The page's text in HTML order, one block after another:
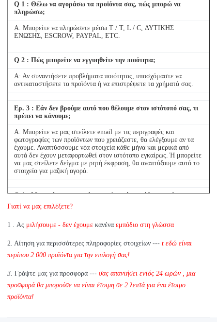
Q 1 : Θέλω να αγοράσω τα προϊόντα σας, πώς μπορώ να
πληρώσω;
Α: Μπορείτε να πληρώσετε μέσω T / T, L / C, ΔΥΤΙΚΗΣ
ΕΝΩΣΗΣ, ESCROW, PAYPAL, ETC.
Q 2 : Πώς μπορείτε να εγγυηθείτε την ποιότητα;
Α: Αν συναντήσετε προβλήματα ποιότητας, υποσχόμαστε να
αντικαταστήσετε τα προϊόντα ή να επιστρέψετε τα χρήματά σας.
Ερ. 3 : Εάν δεν βρούμε αυτό που θέλουμε στον ιστότοπό σας, τι
πρέπει να κάνουμε;
A: Μπορείτε να μας στείλετε email με τις περιγραφές και
φωτογραφίες των προϊόντων που χρειάζεστε, θα ελέγξουμε αν τα
έχουμε. Αναπτύσσουμε νέα στοιχεία κάθε μήνα και μερικά από
αυτά δεν έχουν μεταφορτωθεί στον ιστότοπο εγκαίρως. Ή μπορείτε
να μας στείλετε δείγμα με ρητή έκφραση, θα αναπτύξουμε αυτό το
στοιχείο για μαζική αγορά.
Q 4 : Μπορούμε να αγοράσουμε 1 τεμάχιο κάθε τεμαχίου για
έλεγχο ποιότητας;
δοκιμές ποιότητας αν διαθέτουμε το στοιχείο που χρειάζεστε στο
Γιατί να μας επιλέξετε?
1 . Ας μιλήσουμε - δεν έχουμε κανένα εμπόδιο στη γλώσσα
2. Αίτηση για περισσότερες πληροφορίες στοιχείων --- t εδώ είναι
περίπου 2 000 προϊόντα για την επιλογή σας!
3. Γράψτε μας για προσφορά --- σας απαντήσει εντός 24 ωρών , μια
προσφορά θα μπορούσε να είναι έτοιμη σε 2 λεπτά για ένα έτοιμο
προϊόντα!